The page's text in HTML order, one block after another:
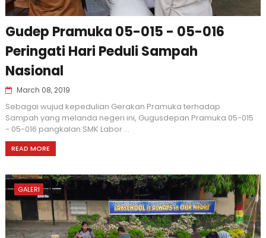
Gudep Pramuka 05-015 - 05-016
Peringati Hari Peduli Sampah
Nasional
March 08, 2019
Sebagai wujud kepedulian Gerakan Pramuka terhadap
Sampah yang melanda negeri ini, Gugusdepan Pramuka 05-015
- 05-016 pangkalan SMK Labor ...
READ MORE
GALERI